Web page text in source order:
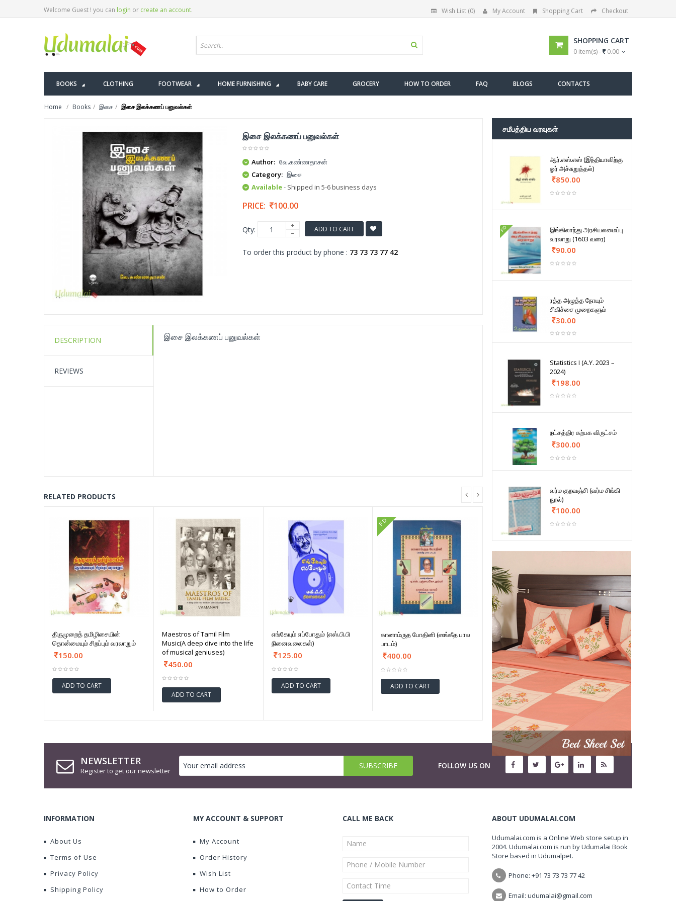
Welcome Guest ! you can login or create an account. Wish List (0) My Account Shopping Cart Checkout
SHOPPING CART
0 item(s) - 0.00
BOOKS CLOTHING FOOTWEAR HOME FURNISHING BABY CARE GROCERY HOW TO ORDER FAQ BLOGS CONTACTS
Home Books இசை இசை இலக்கணப் பனுவல்கள்
இசை இலக்கணப் பனுவல்கள்
Author: வே.கண்ணதாசன்
Category: இசை
Available- Shipped in 5-6 business days
PRICE: 100.00
Qty: ADD TO CART
To order this product by phone : 73 73 73 77 42
DESCRIPTION
REVIEWS
இசை இலக்கணப் பனுவல்கள்
RELATED PRODUCTS
திருமுறைத் தமிழிசையின்
தொன்மையும் சிறப்பும் வரலாறும்
150.00
ADD TO CART
Maestros of Tamil Film
Music(A deep dive into the life
of musical geniuses)
450.00
ADD TO CART
எங்கேயும் எப்போதும் (எஸ்.பி.பி
நினைவலைகள்)
125.00
ADD TO CART
FD
கானாம்ருத போதினி (ஸங்கீத பால
பாடம்)
400.00
ADD TO CART
சமீபத்திய வரவுகள்
ஆர்.எஸ்.எஸ் (இந்தியாவிற்கு
ஓர் அச்சுறுத்தல்)
850.00
FD
இங்கிலாந்து அரசியலமைப்பு
வரலாறு (1603 வரை)
90.00
ரத்த அழுத்த நோயும்
சிகிச்சை முறைகளும்
30.00
Statistics I (A.Y. 2023 –
2024)
198.00
நட்சத்திர கற்பக விருட்சம்
300.00
வர்ம குறவஞ்சி (வர்ம சிங்கி
நூல்)
100.00
NEWSLETTER
Register to get our newsletter
FOLLOW US ON
INFORMATION
About Us
Terms of Use
Privacy Policy
Shipping Policy
MY ACCOUNT & SUPPORT
My Account
Order History
Wish List
How to Order
CALL ME BACK ABOUT UDUMALAI.COM
Udumalai.com is a Online Web store setup in
2004. Udumalai.com is run by Udumalai Book
Store based in Udumalpet.
Phone: +91 73 73 73 77 42
Email: udumalai@gmail.com